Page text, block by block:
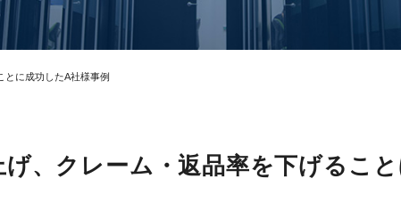
とに成功したA社様事例
げ、クレーム・返品率を下げるこ